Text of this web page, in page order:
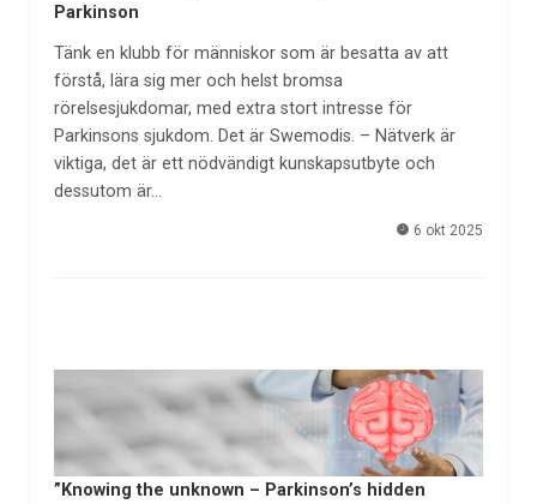
Parkinson
Tänk en klubb för människor som är besatta av att
förstå, lära sig mer och helst bromsa
rörelsesjukdomar, med extra stort intresse för
Parkinsons sjukdom. Det är Swemodis. – Nätverk är
viktiga, det är ett nödvändigt kunskapsutbyte och
dessutom är…
6 okt 2025
”Knowing the unknown – Parkinson’s hidden